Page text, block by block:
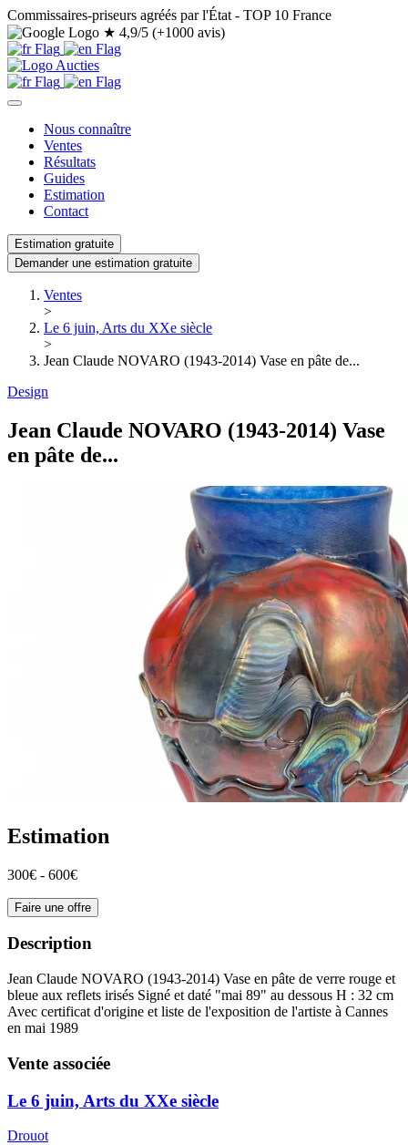
Commissaires-priseurs agréés par l'État - TOP 10 France
★ 4,9/5 (+1000 avis)
Nous connaître
Ventes
Résultats
Guides
Estimation
Contact
Estimation gratuite
Demander une estimation gratuite
Ventes
>
Le 6 juin, Arts du XXe siècle
>
Jean Claude NOVARO (1943-2014) Vase en pâte de...
Design
Jean Claude NOVARO (1943-2014) Vase
en pâte de...
Estimation
300€ - 600€
Faire une offre
Description
Jean Claude NOVARO (1943-2014) Vase en pâte de verre rouge et
bleue aux reflets irisés Signé et daté "mai 89" au dessous H : 32 cm
Avec certificat d'origine et liste de l'exposition de l'artiste à Cannes
en mai 1989
Vente associée
Le 6 juin, Arts du XXe siècle
Drouot